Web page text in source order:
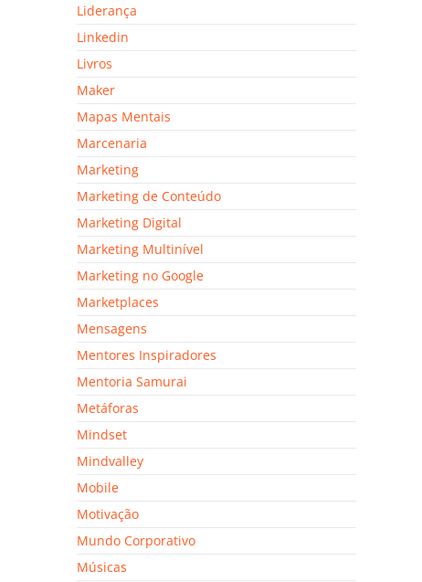
Liderança
Linkedin
Livros
Maker
Mapas Mentais
Marcenaria
Marketing
Marketing de Conteúdo
Marketing Digital
Marketing Multinível
Marketing no Google
Marketplaces
Mensagens
Mentores Inspiradores
Mentoria Samurai
Metáforas
Mindset
Mindvalley
Mobile
Motivação
Mundo Corporativo
Músicas